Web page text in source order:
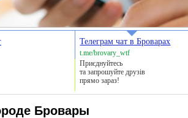
Телеграм чат в Броварах
t.me/brovary_wtf
Приєднуйтесь
та запрошуйте друзів
прямо зараз!
Бровары